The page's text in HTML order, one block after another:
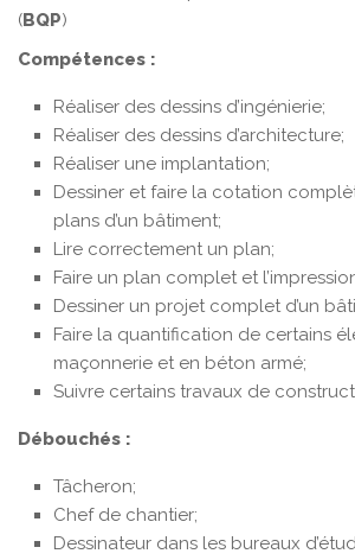
(BQP)
Compétences :
Réaliser des dessins d’ingénierie;
Réaliser des dessins d’architecture;
Réaliser une implantation;
Dessiner et faire la cotation
plans d’un bâtiment;
Lire correctement un plan;
Faire un plan complet et
Dessiner un projet complet d’un
Faire la quantification de certains
maçonnerie et en béton armé;
Suivre certains travaux de
Débouchés :
Tâcheron;
Chef de chantier;
Dessinateur dans les bureaux